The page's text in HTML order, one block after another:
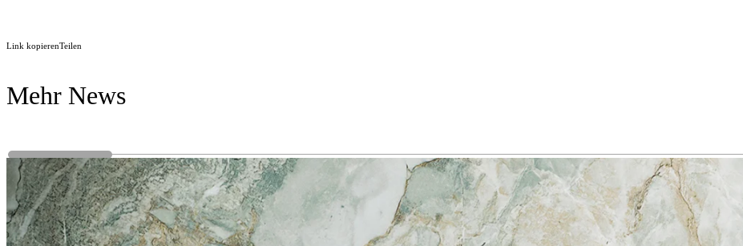
Link kopierenTeilen
Mehr News